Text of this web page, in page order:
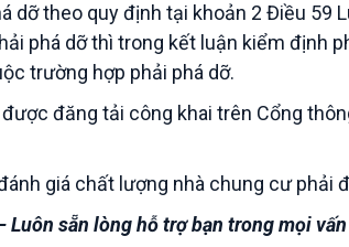
dỡ theo quy định tại khoản 2 Điều 59
phá dỡ thì trong kết luận kiểm định
trường hợp phải phá dỡ.
đăng tải công khai trên Cổng
giá chất lượng nhà chung cư phải
Luôn sẵn lòng hỗ trợ bạn trong mọi